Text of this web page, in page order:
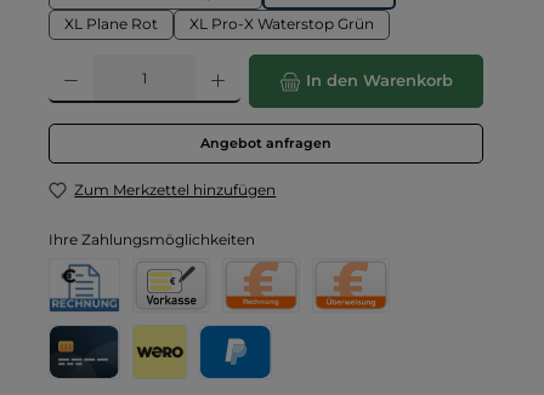
XL Plane Rot
XL Pro-X Waterstop Grün
Produkt Anzahl: Gib den gewünschten Wert ein oder benutze die
In den Warenkorb
Angebot anfragen
Zum Merkzettel hinzufügen
Ihre Zahlungsmöglichkeiten
Rechnung
Rechnung für Behörden
Vorkasse